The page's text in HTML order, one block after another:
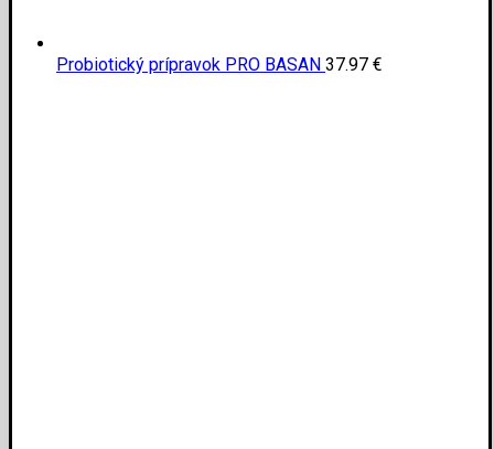
Probiotický prípravok PRO BASAN 37.97 €